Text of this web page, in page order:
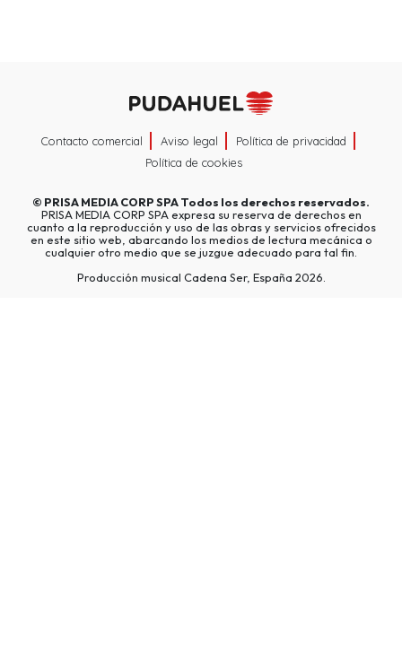
Contacto comercial Aviso legal
Política de privacidad
Política de cookies
© PRISA MEDIA CORP SPATodos los derechos reservados.
PRISA MEDIA CORP SPA expresa su reserva de derechos en
cuanto a la reproducción y uso de las obras y servicios ofrecidos
en este sitio web, abarcando los medios de lectura mecánica o
cualquier otro medio que se juzgue adecuado para tal fin.
Producción musical Cadena Ser, España 2026.